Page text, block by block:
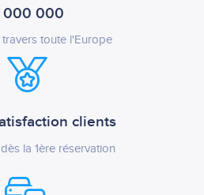
000 000
toute l'Europe
clients
la 1ère réservation